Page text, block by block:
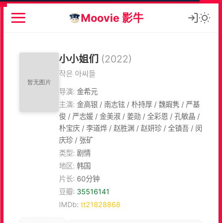
Moovie 影牛
小小姐们 (2022)
작은 아씨들
导演: 金希元
主演: 金高银 / 南志铉 / 朴持厚 / 魏嘏隽 / 严基
俊 / 严志媛 / 金美淑 / 姜勋 / 全彩恩 / 孔敏晶 /
朴宝庆 / 李道烨 / 赵胜渊 / 赵妍珍 / 全镇吾 / 闵
庆珍 / 张矿
类型: 剧情
地区: 韩国
片长: 60分钟
豆瓣: 35516141
IMDb: tt21828868